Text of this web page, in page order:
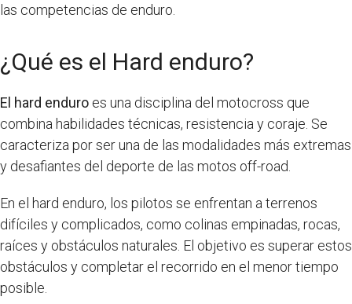
las competencias de enduro.
¿Qué es el Hard enduro?
El hard enduro es una disciplina del motocross que
combina habilidades técnicas, resistencia y coraje. Se
caracteriza por ser una de las modalidades más extremas
y desafiantes del deporte de las motos off-road.
En el hard enduro, los pilotos se enfrentan a terrenos
difíciles y complicados, como colinas empinadas, rocas,
raíces y obstáculos naturales. El objetivo es superar estos
obstáculos y completar el recorrido en el menor tiempo
posible.